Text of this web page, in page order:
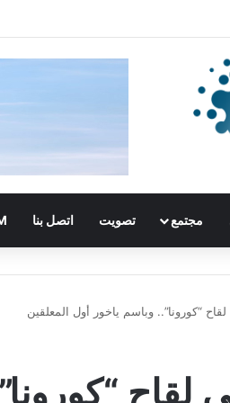
مجتمع تصويت اتصل بنا
“كورونا”.. وباسم ياخور أول المعلقين
لقاح